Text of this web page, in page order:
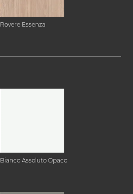
Rovere Essenza
Bianco Assoluto Opaco